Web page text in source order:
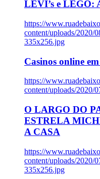
LEVI’s e LEGO:
https://
content/uploads/2020/
335x256.jpg
Casinos online
https://
content/uploads/2020/
O LARGO DO
ESTRELA
A CASA
https://
content/uploads/2020/
335x256.jpg